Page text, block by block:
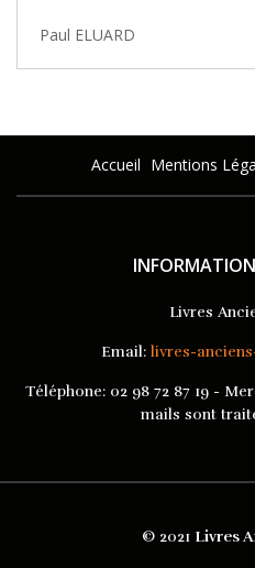
Paul ELUARD
Accueil Mentions
Livres
Email: livres-
Téléphone: 02 98 72 87 19 -
mails sont
© 2021 Livres